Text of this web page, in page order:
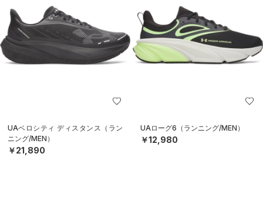
UAベロシティ ディスタンス（ラン
ニング/MEN）
￥21,890
UAローグ6（ランニング/MEN）
￥12,980